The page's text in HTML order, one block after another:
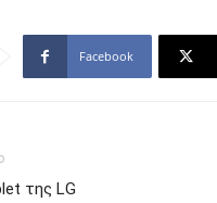
Facebook
της LG